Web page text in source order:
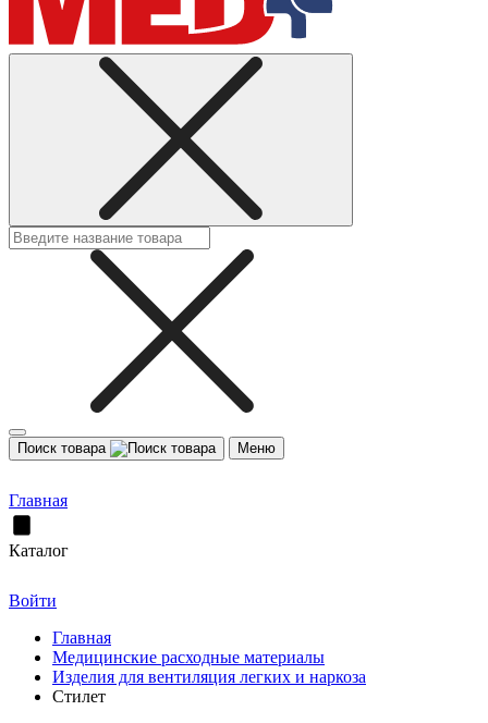
Поиск товара Меню
Главная
Каталог
Войти
Главная
Медицинские расходные материалы
Изделия для вентиляция легких и наркоза
Стилет